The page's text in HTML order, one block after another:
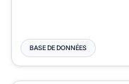
BASE DE DONNÉES